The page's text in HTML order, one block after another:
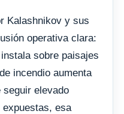
Kalashnikov y sus
operativa clara:
sobre paisajes
incendio aumenta
seguir elevado
esa